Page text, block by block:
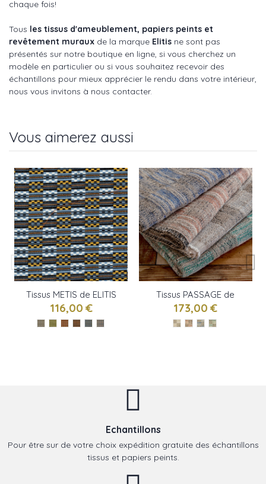
chaque fois!
Tous les tissus d'ameublement, papiers peints et
revêtement muraux de la marque Elitis ne sont pas
présentés sur notre boutique en ligne, si vous cherchez un
modèle en particulier ou si vous souhaitez recevoir des
échantillons pour mieux apprécier le rendu dans votre intérieur,
nous vous invitons à nous contacter.
Vous aimerez aussi
Tissus METIS de ELITIS
116,00 €
Tissus PASSAGE de
ELITIS
173,00 €
Echantillons
Pour être sur de votre choix expédition gratuite des échantillons
tissus et papiers peints.